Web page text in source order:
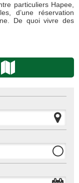
particuliers Hapee,
d’une réservation
De quoi vivre des